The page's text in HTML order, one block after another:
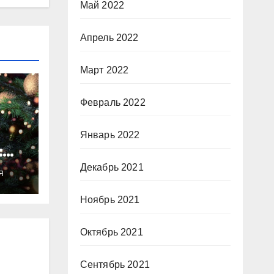
Май 2022
Апрель 2022
Март 2022
Февраль 2022
Январь 2022
Декабрь 2021
Ноябрь 2021
Октябрь 2021
Сентябрь 2021